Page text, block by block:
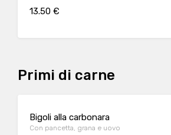
13.50 €
Primi di carne
Bigoli alla carbonara
Con pancetta, grana e uovo